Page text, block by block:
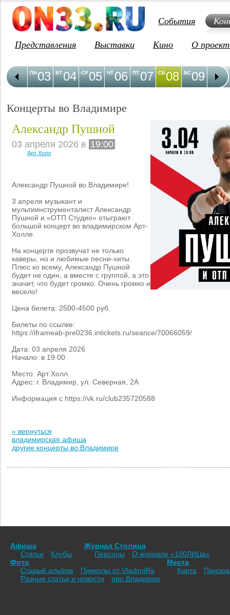
События
Представления
Выставки Кино О
03
ПН 04
ВТ 05
СР 06
ЧТ 07
ПТ 08
СБ 09
ВС 10
ПН
Концерты во Владимире
Александр Пушной
03 апреля 2026 в 19:00
Арт Холл
Александр Пушной во Владимире!
3 апреля музыкант и
мультиинструменталист Александр
Пушной и «ОТП Студио» отыграют
большой концерт во владимирском Арт-
Холле.
На концерте прозвучат не только
каверы, но и любимые песни-хиты.
Плюс ко всему, Александр Пушной
будет не один, а вместе с группой, а это
значит, что будет громко. Очень громко и
весело!
Цена билета: 2500-4500 руб.
Билеты по ссылке:
https://iframeab-pre0236.intickets.ru/seance/70066059/
Дата: 03 апреля 2026
Начало: в 19.00
Место: Арт Холл
Адрес: г. Владимир, ул. Северная, 2А
Информация с https://vk.ru/club235720588
« вернуться
владимирская афиша
другие концерты во Владимире
Афиша
Статьи
Клубы
Журнал Столица
Персоны
О журнале «100ЛИЦа»
Фото
Старый альбом
Приколы от VladimiRа
Места
Карта
Разные статьи и новости
про Владимир